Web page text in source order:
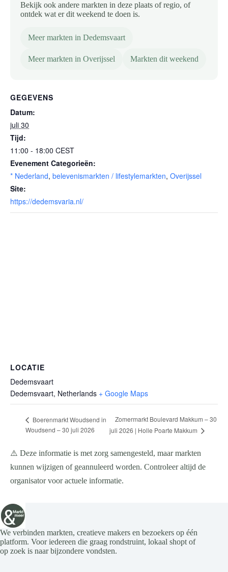
Bekijk ook andere markten in deze plaats of regio, of
ontdek wat er dit weekend te doen is.
Meer markten in Dedemsvaart
Meer markten in Overijssel Markten dit weekend
GEGEVENS
Datum:
juli 30
Tijd:
11:00 - 18:00 CEST
Evenement Categorieën:
* Nederland, belevenismarkten / lifestylemarkten, Overijssel
Site:
https://dedemsvaria.nl/
LOCATIE
Dedemsvaart
Dedemsvaart, Netherlands + Google Maps
Boerenmarkt Woudsend in
Woudsend – 30 juli 2026
Zomermarkt Boulevard Makkum – 30
juli 2026 | Holle Poarte Makkum
⚠️ Deze informatie is met zorg samengesteld, maar markten
kunnen wijzigen of geannuleerd worden. Controleer altijd de
organisator voor actuele informatie.
We verbinden markten, creatieve makers en bezoekers op één
platform. Voor iedereen die graag rondstruint, lokaal shopt of
op zoek is naar bijzondere vondsten.